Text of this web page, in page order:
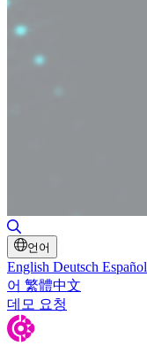
언어
English Deutsch Español
어 繁體中文
데모 요청